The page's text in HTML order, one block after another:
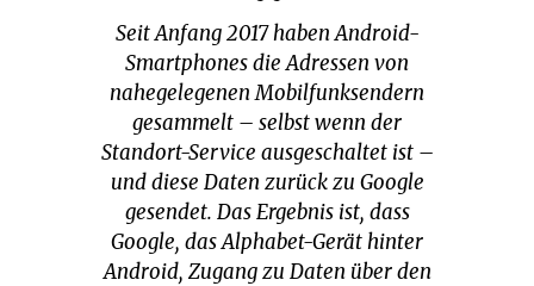
Seit Anfang 2017 haben Android-
Smartphones die Adressen von
nahegelegenen Mobilfunksendern
gesammelt – selbst wenn der
Standort-Service ausgeschaltet ist –
und diese Daten zurück zu Google
gesendet. Das Ergebnis ist, dass
Google, das Alphabet-Gerät hinter
Android, Zugang zu Daten über den